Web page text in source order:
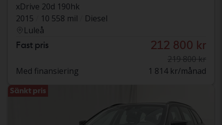
xDrive 20d 190hk
2015
10 558 mil
Diesel
Luleå
Fast pris 212 800 kr
219 800 kr
Med finansiering
1 814 kr/månad
Sänkt pris